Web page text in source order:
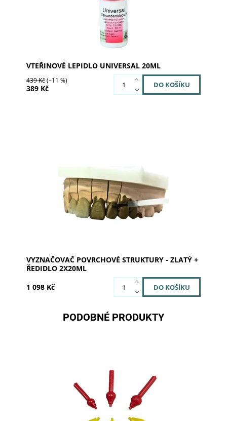
VTEŘINOVÉ LEPIDLO UNIVERSAL 20ML
439 Kč(–11 %)
389 Kč
03-1250
VYZNAČOVAČ POVRCHOVÉ STRUKTURY - ZLATÝ +
ŘEDIDLO 2X20ML
1 098 Kč
PODOBNÉ PRODUKTY
Skladem u dodavatele
103299
SILADENT